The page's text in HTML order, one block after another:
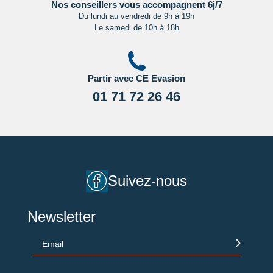
Nos conseillers vous accompagnent 6j/7
Du lundi au vendredi de 9h à 19h
Le samedi de 10h à 18h
Partir avec CE Evasion
01 71 72 26 46
Suivez-nous
Newsletter
Email